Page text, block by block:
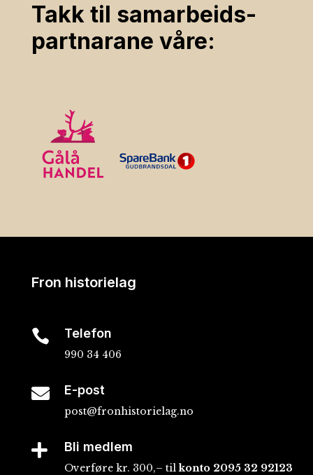
Takk til samarbeids­
partnarane våre:
Fron historielag
 Telefon
990 34 406
 E-post
post@fronhistorielag.no
 Bli medlem
Overføre kr. 300,– tilkonto 2095 32 92123